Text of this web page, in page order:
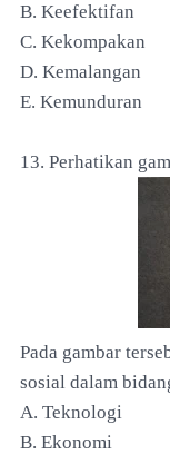
B. Keefektifan
C. Kekompakan
D. Kemalangan
E. Kemunduran
13. Perhatikan
Pada gambar
sosial dalam
A. Teknologi
B. Ekonomi